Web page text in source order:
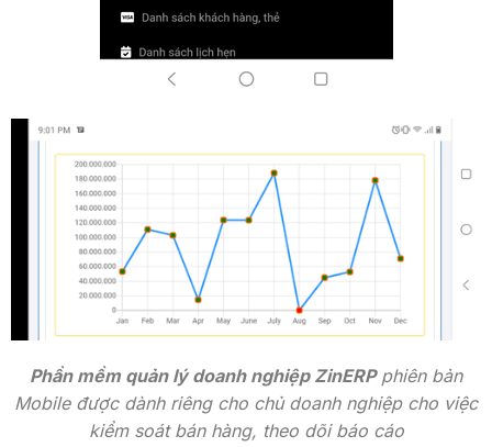
Phần mềm quản lý doanh nghiệp ZinERPphiên bản
Mobile được dành riêng cho chủ doanh nghiệp cho việc
kiểm soát bán hàng, theo dõi báo cáo